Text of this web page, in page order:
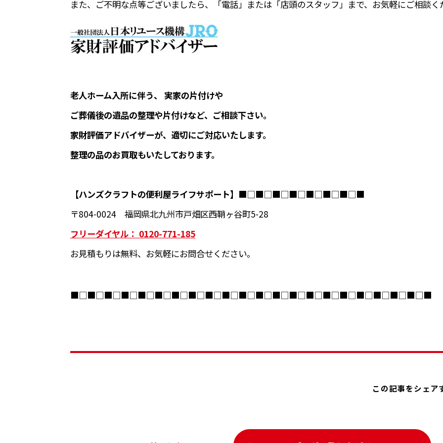
また、ご不明な点等ございましたら、「電話」または「店頭のスタッフ」まで、お気軽にご相談く
老人ホーム入所に伴う、 実家の片付けや
ご葬儀後の遺品の整理や片付けなど、ご相談下さい。
家財評価アドバイザーが、適切にご対応いたします。
整理の品のお買取もいたしております。
【ハンズクラフトの便利屋ライフサポート】 ■□■□■□■□■□■□■□■
〒804-0024 福岡県北九州市戸畑区西鞘ヶ谷町5-28
フリーダイヤル： 0120-771-185
お見積もりは無料、お気軽にお問合せください。
■□■□■□■□■□■□■□■□■□■□■□■□■□■□■□■□■□■□■□■□■□■
この記事をシェア